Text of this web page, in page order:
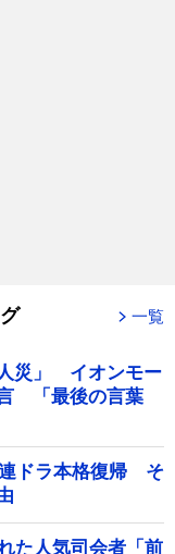
一覧
人災」 イオンモー
「最後の言葉
連ドラ本格復帰 そ
た人気司会者「前